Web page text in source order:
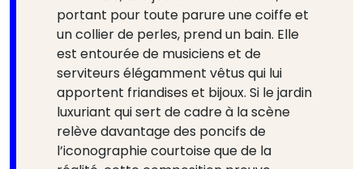
portant pour toute parure une coiffe et
un collier de perles, prend un bain. Elle
est entourée de musiciens et de
serviteurs élégamment vêtus qui lui
apportent friandises et bijoux. Si le jardin
luxuriant qui sert de cadre à la scène
relève davantage des poncifs de
l’iconographie courtoise que de la